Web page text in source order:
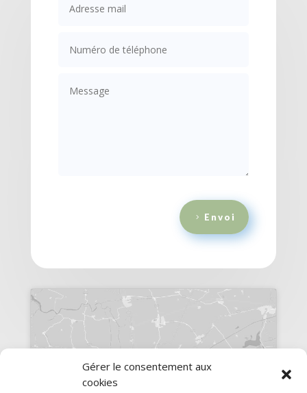
Gérer le consentement aux
cookies
Envoi
Cliquez pour accepter les cookies
marketing et activer ce contenu